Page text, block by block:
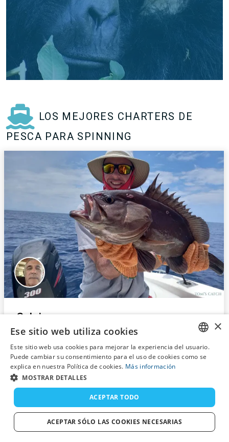
LOS MEJORES CHARTERS DE
PESCA PARA SPINNING
Celaje
Samara, Costa Rica
9,14 m 4 Desde 562€
Depósito no reembolsable
Reserva ahora
DUTCH
GERMAN
×
Ese sitio web utiliza cookies
Este sitio web usa cookies para mejorar la experiencia del usuario.
Puede cambiar su consentimiento para el uso de cookies como se
explica en nuestra Política de cookies. Más información
MOSTRAR DETALLES
ACEPTAR TODO
ACEPTAR SÓLO LAS COOKIES NECESARIAS